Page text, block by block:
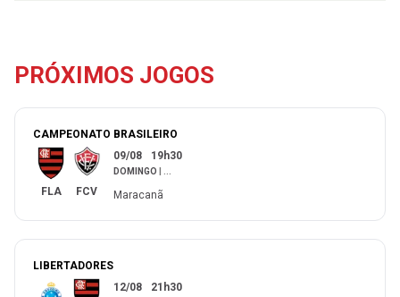
PRÓXIMOS JOGOS
CAMPEONATO BRASILEIRO
FLA FCV
09/08 19h30
DOMINGO
Maracanã
LIBERTADORES
12/08 21h30